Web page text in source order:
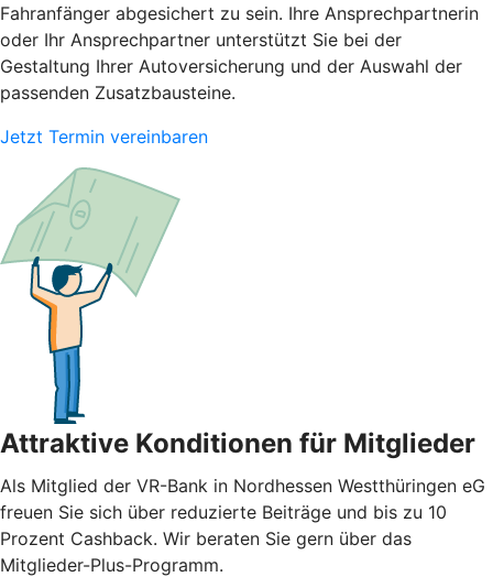
Fahranfänger abgesichert zu sein. Ihre Ansprechpartnerin
oder Ihr Ansprechpartner unterstützt Sie bei der
Gestaltung Ihrer Autoversicherung und der Auswahl der
passenden Zusatzbausteine.
Jetzt Termin vereinbaren
Attraktive Konditionen für Mitglieder
Als Mitglied der VR-Bank in Nordhessen Westthüringen eG
freuen Sie sich über reduzierte Beiträge und bis zu 10
Prozent Cashback. Wir beraten Sie gern über das
Mitglieder-Plus-Programm.